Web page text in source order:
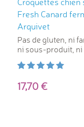
Fresh Canard
Arquivet
Pas de gluten, ni
ni sous-produit, ni
17,70